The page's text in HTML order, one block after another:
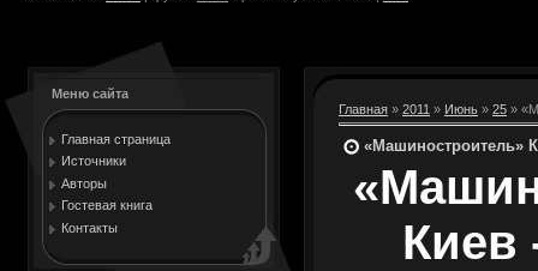
Меню сайта
Главная страница
Источники
Авторы
Гостевая книга
Контакты
Главная » 2011 » Июнь » 25 »
«Машиностроитель»
Киев